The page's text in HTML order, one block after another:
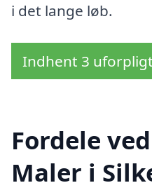
i det lange løb.
Indhent 3
Fordele
Maler i